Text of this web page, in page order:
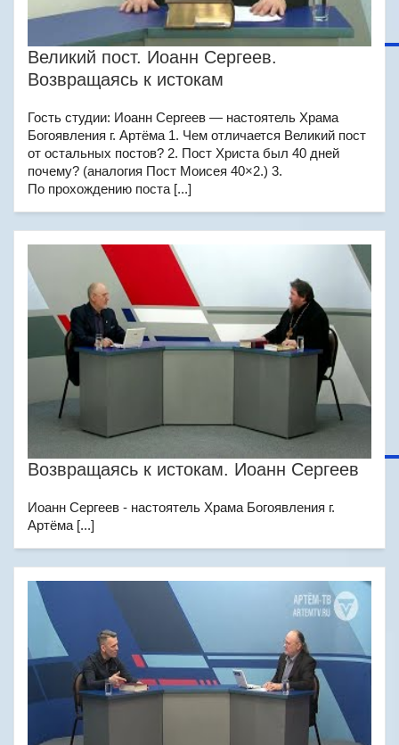
Великий пост. Иоанн Сергеев.
Возвращаясь к истокам
Гость студии: Иоанн Сергеев — настоятель Храма
Богоявления г. Артёма 1. Чем отличается Великий пост
от остальных постов? 2. Пост Христа был 40 дней
почему? (аналогия Пост Моисея 40×2.) 3.
По прохождению поста [...]
Возвращаясь к истокам. Иоанн Сергеев
Иоанн Сергеев - настоятель Храма Богоявления г.
Артёма [...]